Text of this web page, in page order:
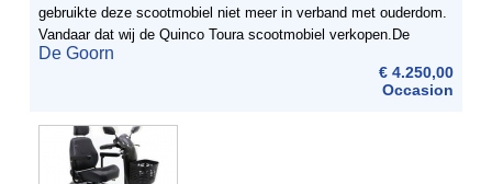
gebruikte deze scootmobiel niet meer in verband met ouderdom.
Vandaar dat wij de Quinco Toura scootmobiel verkopen.De
scootmobiel heeft altijd binnen gestaan. Voor een prijs van ...
De Goorn
€ 4.250,00
Occasion